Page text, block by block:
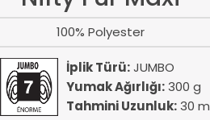
100% Polyester
İplik Türü:JUMBO
Yumak Ağırlığı:300 g
Tahmini Uzunluk:30 m